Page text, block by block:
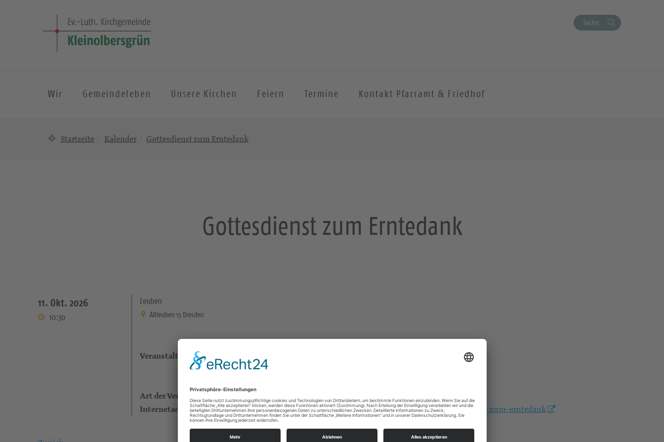
Suche
Wir Gemeindeleben Unsere Kirchen Feiern Termine Kontakt Pfarramt & Friedhof
Startseite Kalender Gottesdienst zum Erntedank
Gottesdienst zum Erntedank
11. Okt. 2026
10:30
Leuben
Altleuben 13 Dresden
Veranstaltungsort
Altleuben 13
Art der Veranstaltung
Internetadresse https://landing.churchdesk.com/de/e/41874104/gottesdienst-zum-erntedank